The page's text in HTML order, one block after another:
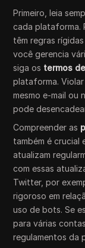
Primeiro, leia
cada plataforma.
têm regras
você gerencia
siga os termos
plataforma.
mesmo e-mail ou
pode
Compreender as
também é crucial
atualizam
com essas
Twitter, por
rigoroso em
uso de bots. Se
para várias
regulamentos da